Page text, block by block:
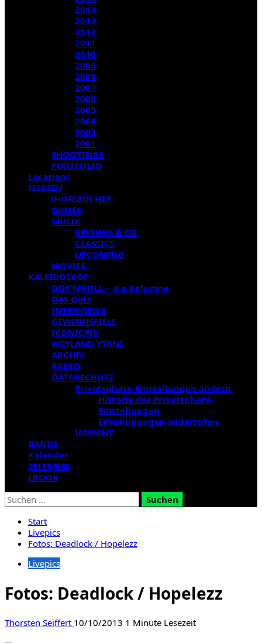
2014
2013
2012
2011
2010
2009
2008
2007
2006
2005
2004
2003
2001
SHOOTINGS
PORTFOLIO
Locations
MEDIEN
(HÖR)BÜCHER
GAMES
MUSIK
REVIEWS & CO
CLASSICS
UPCOMING
MOVIES
KALEIDOSKOP
DOC’N’ROLL – die Kolumne
DAS Quiz
INTERVIEWS
GEWINNSPIELE
ICONICPIX
WEYLAND YTANI
ARCHIV
RADIO
DATENSCHUTZ
Privatsphäre-Einstellungen ändern
Historie der Privatsphäre-
Einstellungen
Einwilligungen widerrufen
IMPRINT
BANDS
Kalender
ZEITREISE
EBOOK
Suchen
nach:
Start
Livepics
Fotos: Deadlock / Hopelezz
Livepics
Fotos: Deadlock / Hopelezz
Thorsten Seiffert 10/10/2013 1 Minute Lesezeit